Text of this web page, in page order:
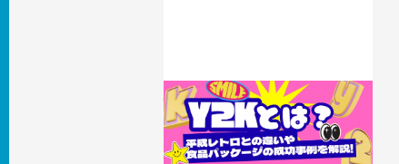
Y2Kデザインとは？平成レトロとの違
いや食品パッケージの成功事例を解説
2026.08.04 知識 / ノウハウ